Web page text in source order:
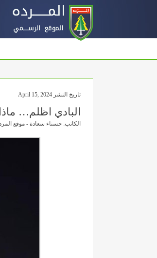
تاريخ النشر April 15, 2024
البادي اظلم…
الكاتب: حسناء سعادة - موقع